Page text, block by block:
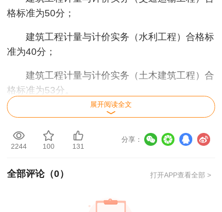
格标准为50分；
建筑工程计量与计价实务（水利工程）合格标
准为40分；
建筑工程计量与计价实务（土木建筑工程）合
格标准为53分。
合格标准确定后将组织开展资格审查工作，请
达到发证要求的人员注意关注省住房城乡建设厅、
省交通运输厅、省水利厅的官方网站，其中，省住
业资格审查工作，省交通运输厅负责安排交通运输
程专业资格审查工作。资格审查完毕后，省人力资
展开阅读全文
2244 100 131
分享：
全部评论（0） 打开APP查看全部 >
用户m9****66
讲的非常易懂
用户m6****88
老师的课讲的真好，谢谢王英老师
用户m4****68
李娜老师优秀
老师讲得非常好，老师在讲义上分析书写的时候尽量
写正楷一点就更完美了
三个字讲得好